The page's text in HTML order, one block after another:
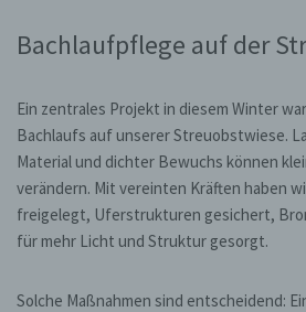
Bachlaufpflege auf der
Ein zentrales Projekt in diesem Winter
Bachlaufs auf unserer Streuobstwiese.
Material und dichter Bewuchs können
verändern. Mit vereinten Kräften haben
freigelegt, Uferstrukturen gesichert,
für mehr Licht und Struktur gesorgt.
Solche Maßnahmen sind entscheidend: